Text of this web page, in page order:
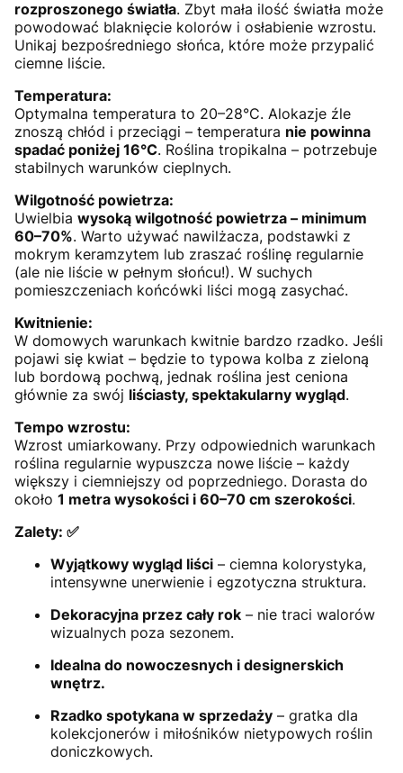
rozproszonego światła. Zbyt mała ilość światła może
powodować blaknięcie kolorów i osłabienie wzrostu.
Unikaj bezpośredniego słońca, które może przypalić
ciemne liście.
Temperatura:
Optymalna temperatura to 20–28°C. Alokazje źle
znoszą chłód i przeciągi – temperatura nie powinna
spadać poniżej 16°C. Roślina tropikalna – potrzebuje
stabilnych warunków cieplnych.
Wilgotność powietrza:
Uwielbia wysoką wilgotność powietrza – minimum
60–70%. Warto używać nawilżacza, podstawki z
mokrym keramzytem lub zraszać roślinę regularnie
(ale nie liście w pełnym słońcu!). W suchych
pomieszczeniach końcówki liści mogą zasychać.
Kwitnienie:
W domowych warunkach kwitnie bardzo rzadko. Jeśli
pojawi się kwiat – będzie to typowa kolba z zieloną
lub bordową pochwą, jednak roślina jest ceniona
głównie za swój liściasty, spektakularny wygląd.
Tempo wzrostu:
Wzrost umiarkowany. Przy odpowiednich warunkach
roślina regularnie wypuszcza nowe liście – każdy
większy i ciemniejszy od poprzedniego. Dorasta do
około 1 metra wysokości i 60–70 cm szerokości.
Zalety: ✅
Wyjątkowy wygląd liści – ciemna kolorystyka,
intensywne unerwienie i egzotyczna struktura.
Dekoracyjna przez cały rok – nie traci walorów
wizualnych poza sezonem.
Idealna do nowoczesnych i designerskich
wnętrz.
Rzadko spotykana w sprzedaży – gratka dla
kolekcjonerów i miłośników nietypowych roślin
doniczkowych.